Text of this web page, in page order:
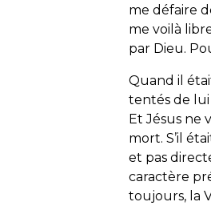
me défaire
me voilà
par Dieu.
Quand il
tentés de lui
Et Jésus ne
mort. S’il
et pas
caractère
toujours, la